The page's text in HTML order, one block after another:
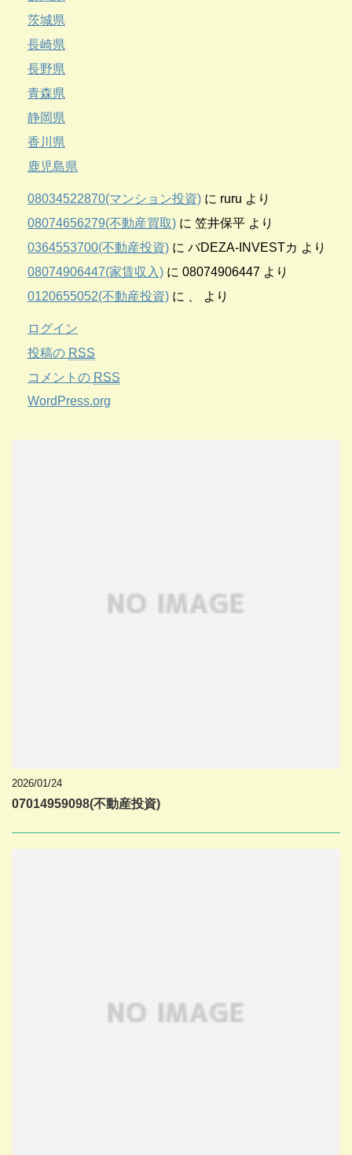
茨城県
長崎県
長野県
青森県
静岡県
香川県
鹿児島県
08034522870(マンション投資) に ruru より
08074656279(不動産買取) に 笠井保平 より
0364553700(不動産投資) に バDEZA-INVESTカ より
08074906447(家賃収入) に 08074906447 より
0120655052(不動産投資) に より
ログイン
投稿の RSS
コメントの RSS
WordPress.org
2026/01/24
07014959098(不動産投資)